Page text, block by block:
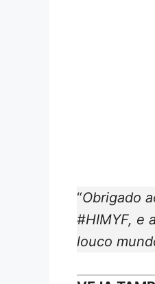
“Obrigado
#HIMYF, e
louco